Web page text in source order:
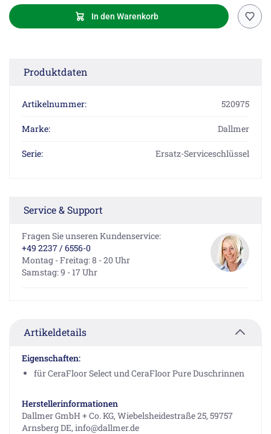
In den Warenkorb
Produktdaten
Artikelnummer: 520975
Marke: Dallmer
Serie: Ersatz-Serviceschlüssel
Service & Support
Fragen Sie unseren Kundenservice:
+49 2237 / 6556-0
Montag - Freitag: 8 - 20 Uhr
Samstag: 9 - 17 Uhr
Artikeldetails
Eigenschaften:
für CeraFloor Select und CeraFloor Pure Duschrinnen
Herstellerinformationen
Dallmer GmbH + Co. KG, Wiebelsheidestraße 25, 59757
Arnsberg DE, info@dallmer.de